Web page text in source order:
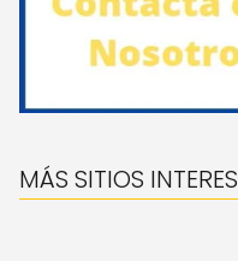
MÁS SITIOS